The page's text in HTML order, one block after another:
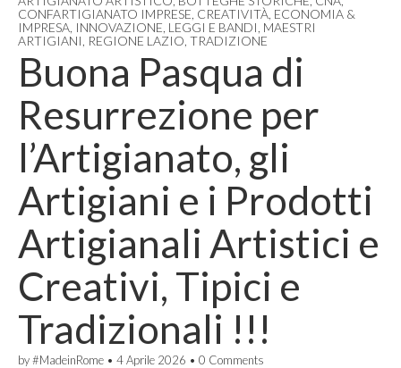
CONFARTIGIANATO IMPRESE CREATIVITÀ ECONOMIA &
IMPRESA INNOVAZIONE LEGGI E BANDI MAESTRI
ARTIGIANI REGIONE LAZIO TRADIZIONE
Buona Pasqua di
Resurrezione per
l’Artigianato, gli
Artigiani e i Prodotti
Artigianali Artistici e
Creativi, Tipici e
Tradizionali !!!
by#MadeinRome • 4 Aprile 2026 • 0 Comments